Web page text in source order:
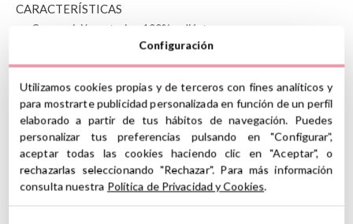
CARACTERÍSTICAS
Composición exterior: 100% poliéster
Composición interior: Membrana impermeable
Tiene un asas con botón a presión para llevar colgada en el
carrito o en la mano
Se puede personalizar hasta con 12 caracteres
Se puede lavar a máquina a 30º
No usar secadora
Ver información GPSR
Configuración
Utilizamos cookies propias y de terceros con fines analíticos y
para mostrarte publicidad personalizada en función de un perfil
elaborado a partir de tus hábitos de navegación. Puedes
personalizar tus preferencias pulsando en "Configurar",
aceptar todas las cookies haciendo clic en "Aceptar", o
rechazarlas seleccionando "Rechazar". Para más información
consulta nuestra Política de Privacidad y Cookies.